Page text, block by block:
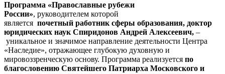
Программа «Православные рубежи
России», руководителем которой
является почетный работник сферы образования, доктор
юридических наук Спиридонов Андрей Алексеевич, –
уникальное и значимое направление деятельности Центра
«Наследие», отражающее глубокую духовную и
мировоззренческую основу. Программа реализуется по
благословению Святейшего Патриарха Московского и